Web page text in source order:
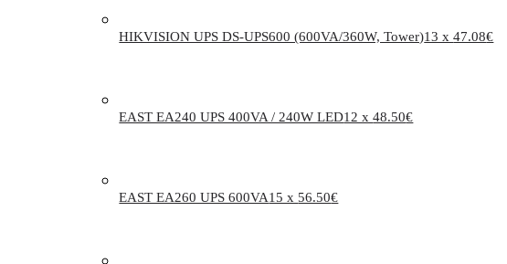
HIKVISION UPS DS-UPS600 (600VA/360W, Tower)13 x47.08€
EAST EA240 UPS 400VA / 240W LED12 x48.50€
EAST EA260 UPS 600VA15 x 56.50€